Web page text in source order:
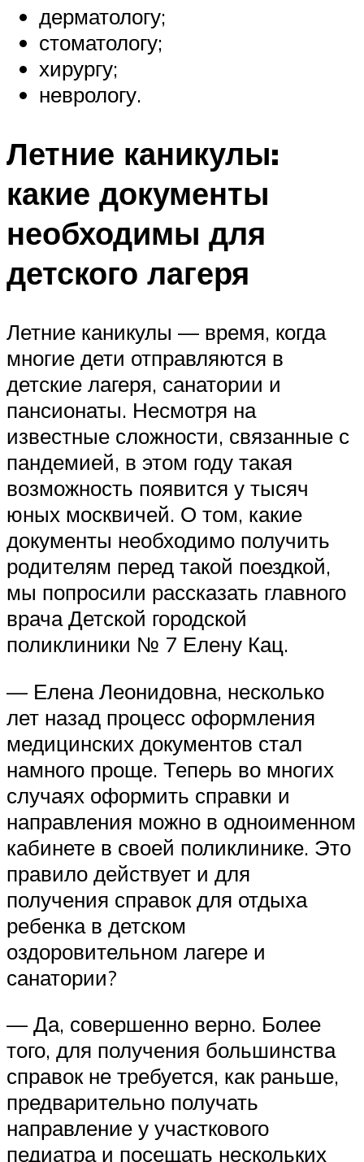
дерматологу;
стоматологу;
хирургу;
неврологу.
Летние каникулы:
какие документы
необходимы для
детского лагеря
Летние каникулы — время, когда
многие дети отправляются в
детские лагеря, санатории и
пансионаты. Несмотря на
известные сложности, связанные с
пандемией, в этом году такая
возможность появится у тысяч
юных москвичей. О том, какие
документы необходимо получить
родителям перед такой поездкой,
мы попросили рассказать главного
врача Детской городской
поликлиники № 7 Елену Кац.
— Елена Леонидовна, несколько
лет назад процесс оформления
медицинских документов стал
намного проще. Теперь во многих
случаях оформить справки и
направления можно в одноименном
кабинете в своей поликлинике. Это
правило действует и для
получения справок для отдыха
ребенка в детском
оздоровительном лагере и
санатории?
— Да, совершенно верно. Более
того, для получения большинства
справок не требуется, как раньше,
предварительно получать
направление у участкового
педиатра и посещать нескольких